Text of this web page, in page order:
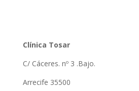
Clínica Tosar
C/ Cáceres. nº 3 .Bajo.
Arrecife 35500